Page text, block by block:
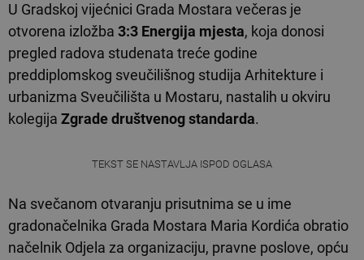
U Gradskoj vijećnici Grada Mostara večeras je
otvorena izložba 3:3 Energija mjesta, koja donosi
pregled radova studenata treće godine
preddiplomskog sveučilišnog studija Arhitekture i
urbanizma Sveučilišta u Mostaru, nastalih u okviru
kolegija Zgrade društvenog standarda.
TEKST SE NASTAVLJA ISPOD OGLASA
Na svečanom otvaranju prisutnima se u ime
gradonačelnika Grada Mostara Maria Kordića obratio
načelnik Odjela za organizaciju, pravne poslove, opću